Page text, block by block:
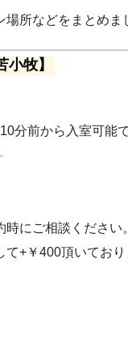
所などをまとめま
小牧】
分前から入室可能で
にご相談ください。
+￥400頂いており